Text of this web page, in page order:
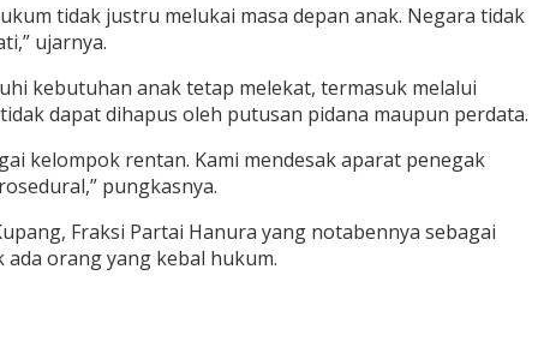
tidak justru melukai masa depan anak. Negara tidak
ujarnya.
kebutuhan anak tetap melekat, termasuk melalui
dapat dihapus oleh putusan pidana maupun perdata.
kelompok rentan. Kami mendesak aparat penegak
pungkasnya.
Fraksi Partai Hanura yang notabennya sebagai
orang yang kebal hukum.